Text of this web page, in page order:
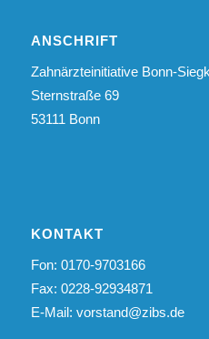
ANSCHRIFT
Zahnärzteinitiative Bonn-
Sternstraße 69
53111 Bonn
KONTAKT
Fon: 0170-9703166
Fax: 0228-92934871
E-Mail: vorstand@zibs.de